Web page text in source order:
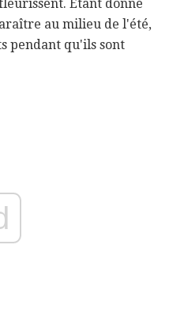
Étant donné
au milieu de l'été,
pendant qu'ils sont